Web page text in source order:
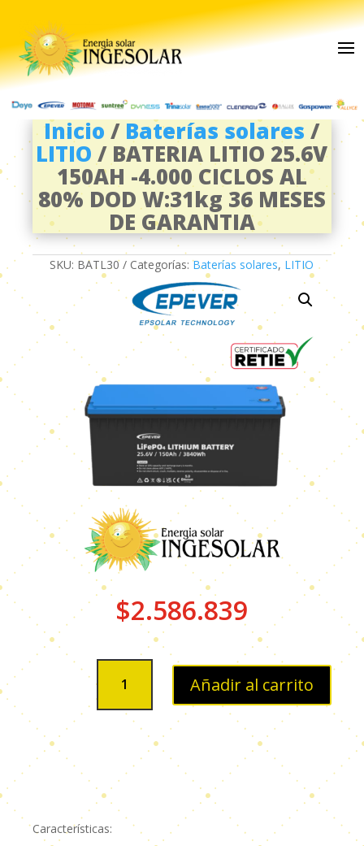
Inicio / Baterías solares /
LITIO / BATERIA LITIO 25.6V
150AH -4.000 CICLOS AL
80% DOD W:31kg 36 MESES
DE GARANTIA
SKU: BATL30 Categorías:Baterías solares, LITIO
$2.586.839
LITIO
25.6V
CICLOS
80%
W:31kg
Añadir al carrito
Características: